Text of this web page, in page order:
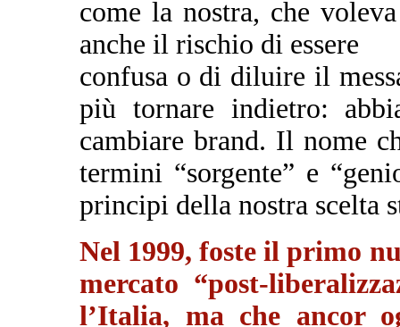
come la nostra, che
anche il rischio di essere
confusa o di diluire il
più tornare indietro:
cambiare brand. Il nome
termini “sorgente” e
principi della nostra scelta
Nel 1999, foste il primo
mercato “post-
l’Italia, ma che ancor